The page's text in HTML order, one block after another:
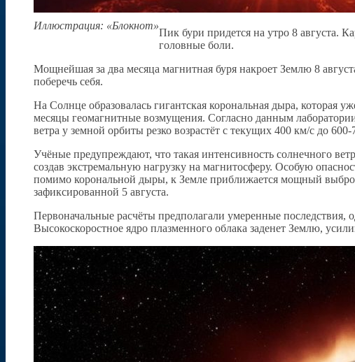
Иллюстрация: «Блокнот»
Пик бури придется на утро 8 августа.
головные боли.
Мощнейшая за два месяца магнитная буря накроет Землю 8
поберечь себя.
На Солнце образовалась гигантская корональная дыра, которая
месяцы геомагнитные возмущения. Согласно данным
ветра у земной орбиты резко возрастёт с текущих 400 км/с до
Учёные предупреждают, что такая интенсивность солнечного
создав экстремальную нагрузку на магнитосферу. Особую
помимо корональной дыры, к Земле приближается мощный
зафиксированной 5 августа.
Первоначальные расчёты предполагали умеренные последствия,
Высокоскоростное ядро плазменного облака заденет Землю,